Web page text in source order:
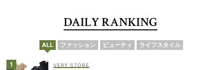
DAILY RANKING
ALL ファッション ビューティ ライフスタイル
VERY STORE